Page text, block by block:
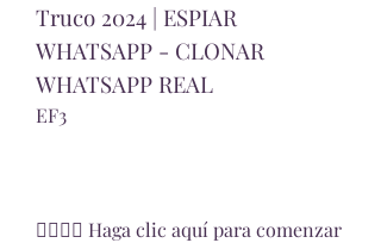
Truco 2024 | ESPIAR
WHATSAPP - CLONAR
WHATSAPP REAL
EF3
👉🏻👉🏻 Haga clic aquí para comenzar